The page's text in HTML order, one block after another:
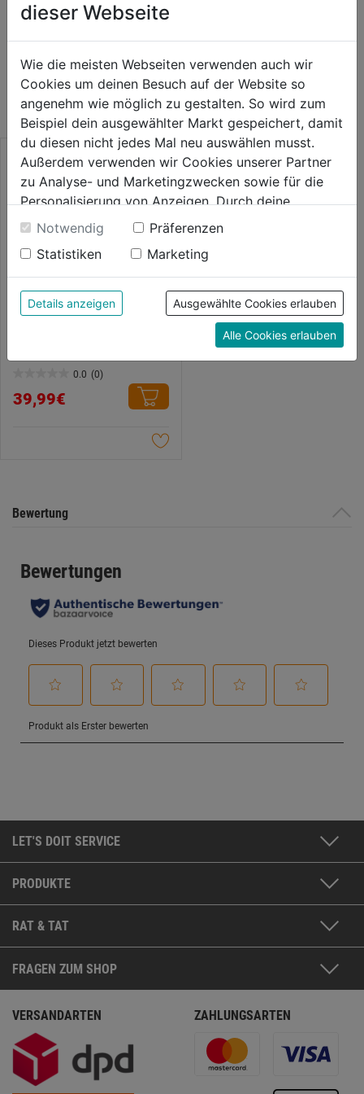
WEITERE PRODUKTE AUS DIESER
KATEGORIE
0.0 (0)
von
39,99€
Bewertung
LET'S DOIT SERVICE
PRODUKTE
RAT & TAT
FRAGEN ZUM SHOP
VERSANDARTEN ZAHLUNGSARTEN
dieser Webseite
Wie die meisten Webseiten verwenden auch wir
Cookies um deinen Besuch auf der Website so
angenehm wie möglich zu gestalten. So wird zum
Beispiel dein ausgewählter Markt gespeichert, damit
du diesen nicht jedes Mal neu auswählen musst.
Außerdem verwenden wir Cookies unserer Partner
zu Analyse- und Marketingzwecken sowie für die
Personalisierung von Anzeigen. Durch deine
Einwilligung werden die Daten von Drittanbieter,
unter anderem auch in den USA, verarbeitet.
Durch Klick auf "Alle Cookies erlauben" stimmst du
der Verwendung aller Cookies zu. Unter "Details
anzeigen" findest du alle Infos zu den
unterschiedlichen Cookies, unter "Cookies
Konfigurieren" kannst du auswählen, welche Cookies
du zulassen möchtest und welche nicht.
Weitere Informationen findest du in unserer
Datenschutzerklärung.
Notwendig
Präferenzen
Statistiken
Marketing
Details anzeigen Ausgewählte Cookies erlauben
Alle Cookies erlauben